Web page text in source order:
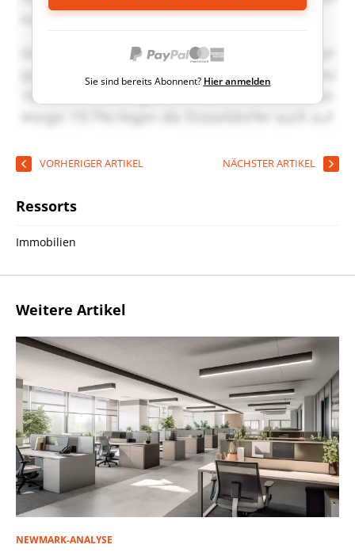
Sie sind bereits Abonnent? Hier anmelden
VORHERIGER ARTIKEL NÄCHSTER ARTIKEL
Ressorts
Immobilien
Weitere Artikel
NEWMARK-ANALYSE